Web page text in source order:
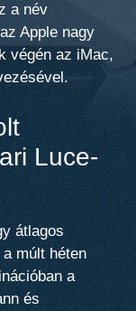
a név
Apple nagy
végén az iMac,
Luce-
átlagos
múlt héten
a
és